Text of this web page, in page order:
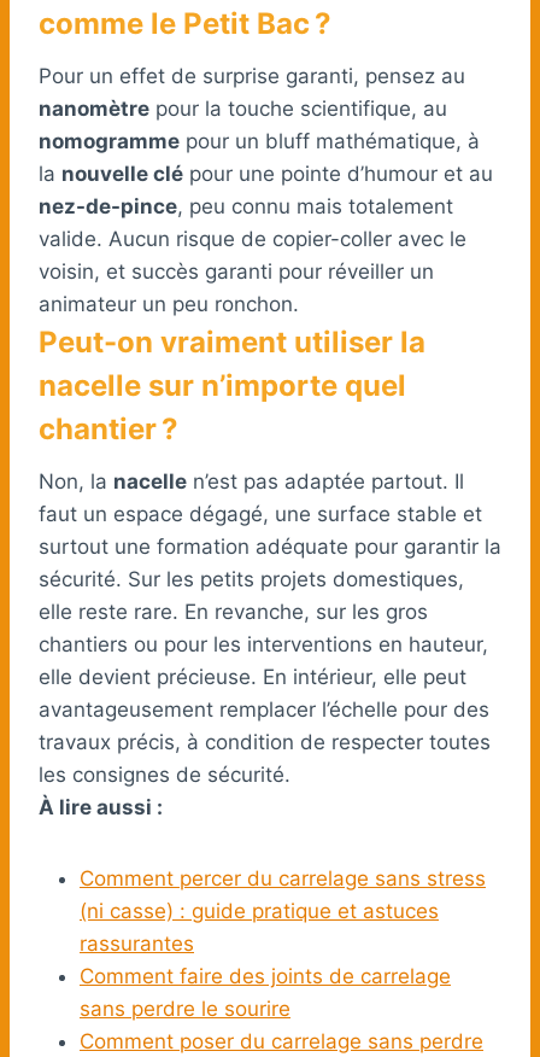
comme le Petit Bac ?
Pour un effet de surprise garanti, pensez au
nanomètre pour la touche scientifique, au
nomogramme pour un bluff mathématique, à
la nouvelle clé pour une pointe d’humour et au
nez-de-pince, peu connu mais totalement
valide. Aucun risque de copier-coller avec le
voisin, et succès garanti pour réveiller un
animateur un peu ronchon.
Peut-on vraiment utiliser la
nacelle sur n’importe quel
chantier ?
Non, la nacelle n’est pas adaptée partout. Il
faut un espace dégagé, une surface stable et
surtout une formation adéquate pour garantir la
sécurité. Sur les petits projets domestiques,
elle reste rare. En revanche, sur les gros
chantiers ou pour les interventions en hauteur,
elle devient précieuse. En intérieur, elle peut
avantageusement remplacer l’échelle pour des
travaux précis, à condition de respecter toutes
les consignes de sécurité.
À lire aussi :
Comment percer du carrelage sans stress
(ni casse) : guide pratique et astuces
rassurantes
Comment faire des joints de carrelage
sans perdre le sourire
Comment poser du carrelage sans perdre